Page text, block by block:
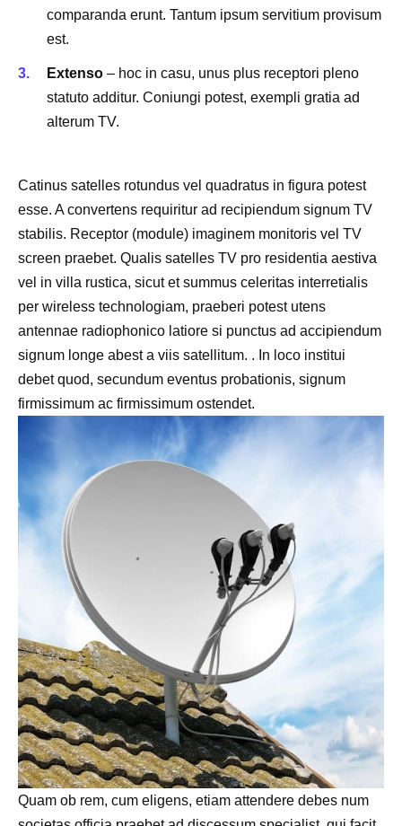
comparanda erunt. Tantum ipsum servitium provisum
est.
Extenso – hoc in casu, unus plus receptori pleno
statuto additur. Coniungi potest, exempli gratia ad
alterum TV.
Catinus satelles rotundus vel quadratus in figura potest
esse. A convertens requiritur ad recipiendum signum TV
stabilis. Receptor (module) imaginem monitoris vel TV
screen praebet. Qualis satelles TV pro residentia aestiva
vel in villa rustica, sicut et summus celeritas interretialis
per wireless technologiam, praeberi potest utens
antennae radiophonico latiore si punctus ad accipiendum
signum longe abest a viis satellitum. . In loco institui
debet quod, secundum eventus probationis, signum
firmissimum ac firmissimum ostendet.
Quam ob rem, cum eligens, etiam attendere debes num